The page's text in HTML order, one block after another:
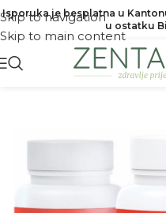
Skip to navigation
Skip to main content
Isporuka je besplatna u
u ostatku